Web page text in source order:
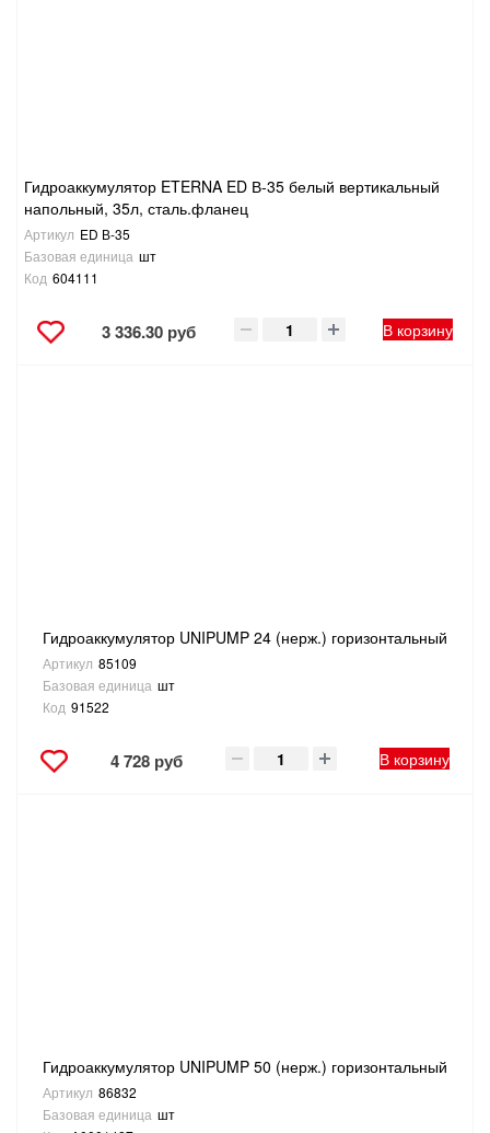
Гидроаккумулятор ETERNA ED В-35 белый вертикальный
напольный, 35л, сталь.фланец
Артикул ED В-35
Базовая единица шт
Код 604111
3 336.30 руб В корзину
Гидроаккумулятор UNIPUMP 24 (нерж.) горизонтальный
Артикул 85109
Базовая единица шт
Код 91522
4 728 руб В корзину
Гидроаккумулятор UNIPUMP 50 (нерж.) горизонтальный
Артикул 86832
Базовая единица шт